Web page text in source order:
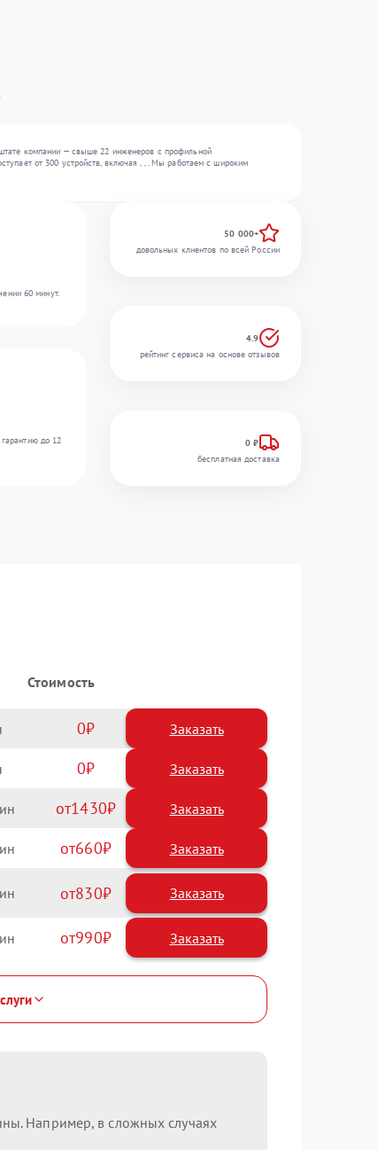
компании — свыше 22 инженеров с профильной
от 300 устройств, включая , , . Мы работаем с широким
60 минут.
до 12
50 000+
довольных клиентов по всей России
4.9
рейтинг сервиса на основе отзывов
0 ₽
бесплатная доставка
Стоимость
0 Заказать
0 Заказать
1430
660
830
990
Например, в сложных случаях